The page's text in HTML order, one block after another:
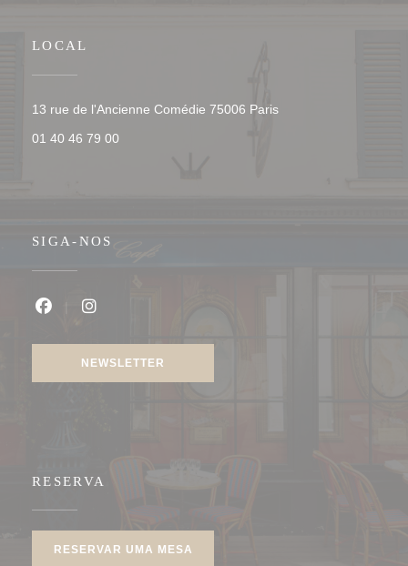
LOCAL
13 rue de l'Ancienne Comédie 75006 Paris((abre numa nova
01 40 46 79 00
SIGA-NOS
NEWSLETTER
RESERVA
RESERVAR UMA MESA